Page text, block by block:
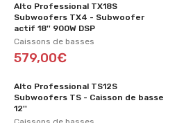
Alto Professional TX18S
Subwoofers TX4 - Subwoofer
actif 18'' 900W DSP
Caissons de basses
579,00€
Alto Professional TS12S
Subwoofers TS - Caisson de basse
12''